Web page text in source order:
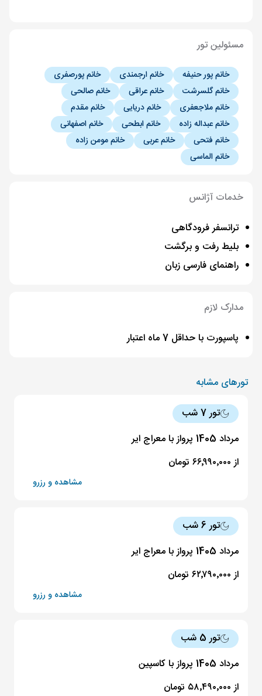
مسئولین تور
خانم پور حنیفه خانم ارجمندی
خانم پورصفری
خانم گلسرشت
خانم عراقی
خانم صالحی
خانم ملاجعفری
خانم دریایی
خانم مقدم
خانم عبداله زاده
خانم ابطحی
خانم اصفهانی
خانم فتحی
خانم عربی
خانم مومن زاده
خانم الماسی
خدمات آژانس
ترانسفر فرودگاهی
بلیط رفت و برگشت
راهنمای فارسی زبان
مدارک لازم
پاسپورت با حداقل 7 ماه اعتبار
تورهای مشابه
تور 7 شب
مرداد 1405 پرواز با معراج ایر
از ۶۶٬۹۹۰٬۰۰۰ تومان
مشاهده و رزرو
تور 6 شب
مرداد 1405 پرواز با معراج ایر
از ۶۲٬۷۹۰٬۰۰۰ تومان
مشاهده و رزرو
تور 5 شب
مرداد 1405 پرواز با کاسپین
از ۵۸٬۴۹۰٬۰۰۰ تومان